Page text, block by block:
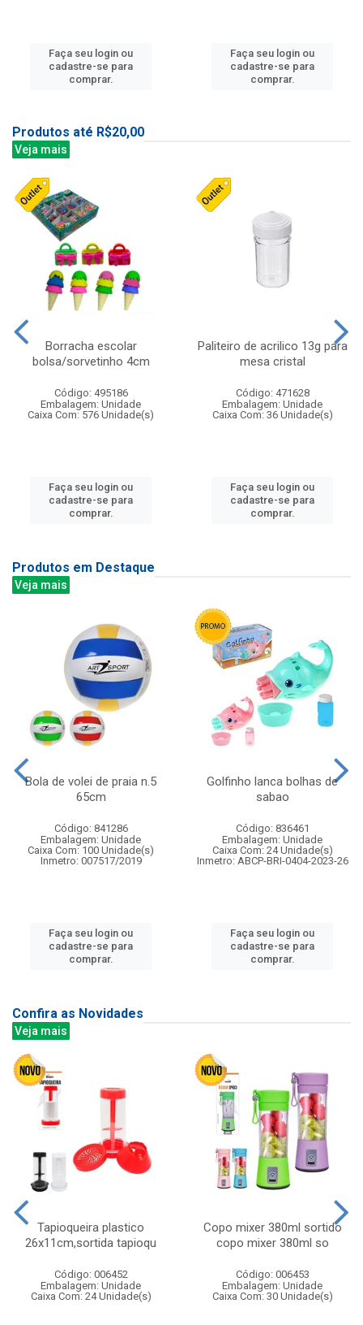
Faça seu login ou
cadastre-se para
comprar.
Faça seu login ou
cadastre-se para
comprar.
Produtos até R$20,00
Veja mais
Borracha escolar
bolsa/sorvetinho 4cm
Código: 495186
Embalagem: Unidade
Caixa Com: 576 Unidade(s)
Faça seu login ou
cadastre-se para
comprar.
Paliteiro de acrilico 13g para
mesa cristal
Código: 471628
Embalagem: Unidade
Caixa Com: 36 Unidade(s)
Faça seu login ou
cadastre-se para
comprar.
Produtos em Destaque
Veja mais
Bola de volei de praia n.5
65cm
Código: 841286
Embalagem: Unidade
Caixa Com: 100 Unidade(s)
Inmetro: 007517/2019
Faça seu login ou
cadastre-se para
comprar.
Golfinho lanca bolhas de
sabao
Código: 836461
Embalagem: Unidade
Caixa Com: 24 Unidade(s)
Inmetro: ABCP-BRI-0404-2023-26
Faça seu login ou
cadastre-se para
comprar.
Confira as Novidades
Veja mais
Tapioqueira plastico
26x11cm,sortida tapioqu
Código: 006452
Embalagem: Unidade
Caixa Com: 24 Unidade(s)
Copo mixer 380ml sortido
copo mixer 380ml so
Código: 006453
Embalagem: Unidade
Caixa Com: 30 Unidade(s)